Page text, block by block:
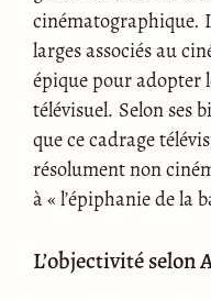
cinématographique.
larges associés au
épique pour adopter
télévisuel. Selon ses
que ce cadrage
résolument non
à « l’épiphanie de la
L’objectivité selon